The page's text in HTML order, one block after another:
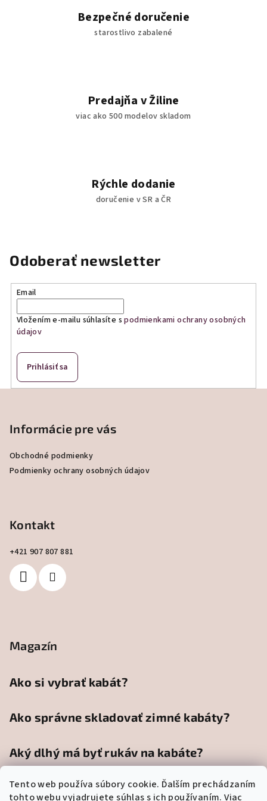
Tento web používa súbory cookie. Ďalším prechádzaním
tohto webu vyjadrujete súhlas s ich používaním. Viac
i
s
Bezpečné doručenie
starostlivo zabalené
Predajňa v Žiline
viac ako 500 modelov skladom
Rýchle dodanie
doručenie v SR a ČR
Odoberať newsletter
Email
Vložením e-mailu súhlasíte spodmienkami ochrany osobných
údajov
Prihlásiť sa
Informácie pre vás
Obchodné podmienky
Podmienky ochrany osobných údajov
Kontakt
+421 907 807 881
Magazín
Ako si vybrať kabát?
Ako správne skladovať zimné kabáty?
Aký dlhý má byť rukáv na kabáte?